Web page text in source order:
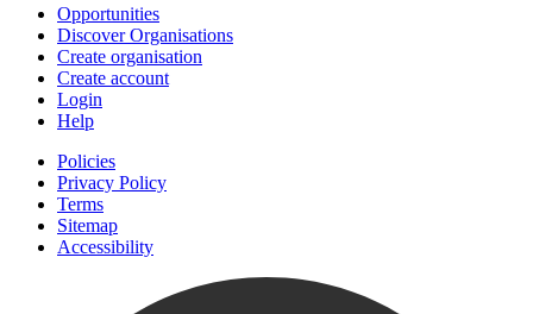
Opportunities
Discover Organisations
Create organisation
Create account
Login
Help
Policies
Privacy Policy
Terms
Sitemap
Accessibility